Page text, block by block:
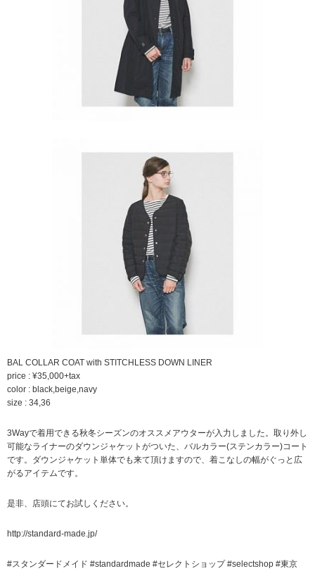
BAL COLLAR COAT with STITCHLESS DOWN LINER
price : ¥35,000+tax
color : black,beige,navy
size : 34,36
3Wayで着用できる秋冬シーズンのオススメアウターが入力しました。取り外し
可能なライナーのダウンジャケットがついた、バルカラー(ステンカラー)コート
です。ダウンジャケット単体でも来て頂けますので、着こなしの幅がぐっと広
がるアイテムです。
是非、店頭にてお試しください。
http://standard-made.jp/
#スタンダードメイド #standardmade #セレクトショップ #selectshop #東京